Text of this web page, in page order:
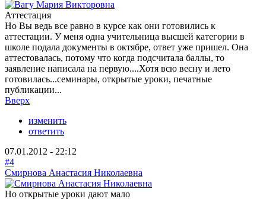
Аттестация
Но Вы ведь все равно в курсе как они готовились к
аттестации. У меня одна учительница высшей категории в
школе подала документы в октябре, ответ уже пришел. Она
аттестовалась, потому что когда подсчитала баллы, то
заявление написала на первую....Хотя всю весну и лето
готовилась...семинары, открытые уроки, печатные
публикации...
Вверх
изменить
ответить
07.01.2012 - 22:12
#4
Смирнова Анастасия Николаевна
Но открытые уроки дают мало